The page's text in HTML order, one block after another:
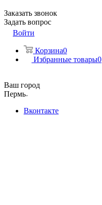
Заказать звонок
Задать вопрос
Войти
Корзина0
Избранные товары0
Ваш город
Пермь
Вконтакте